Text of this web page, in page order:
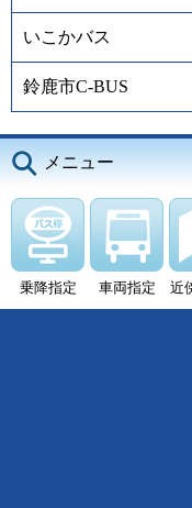
いこかバス
鈴鹿市C-BUS
メニュー
乗降指定 車両指定 近